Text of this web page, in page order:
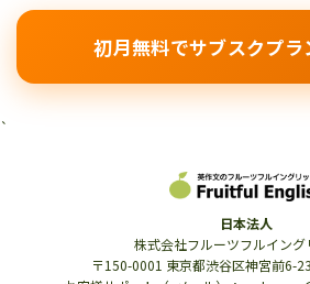
初月無料でサブスクプラ
`
日本法人
株式会社フルーツフルイング
〒150-0001 東京都渋谷区神宮前6-